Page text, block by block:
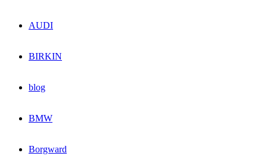
AUDI
BIRKIN
blog
BMW
Borgward